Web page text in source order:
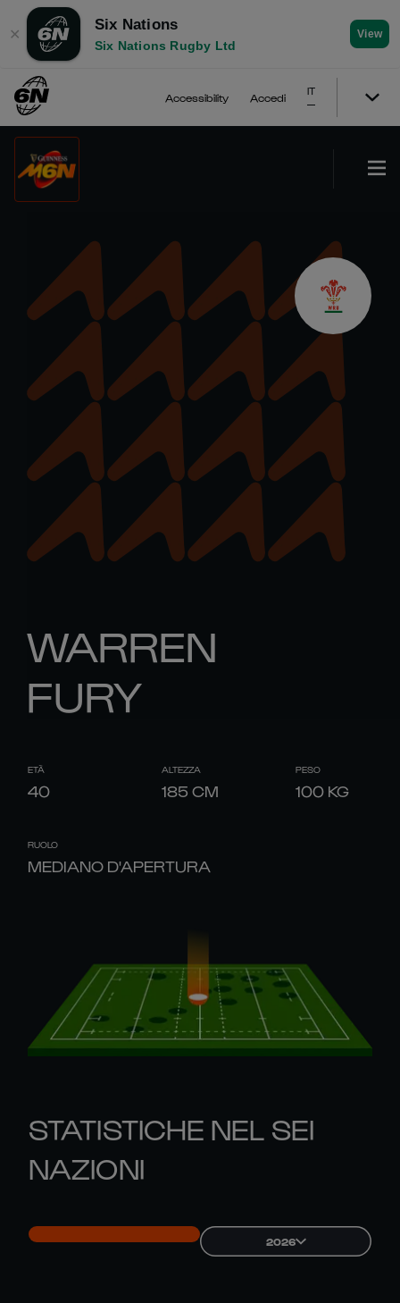
✕
Six Nations
Six Nations Rugby Ltd
View
Accessibility Accedi
IT
WARREN
FURY
ETÀ
40
ALTEZZA
185 CM
PESO
100 KG
RUOLO
MEDIANO D'APERTURA
STATISTICHE NEL SEI
NAZIONI
2026